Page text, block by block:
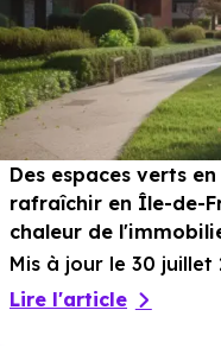
Des espaces verts
rafraîchir en Île-de-
chaleur de
Mis à jour le 30 juillet
Lire l'article